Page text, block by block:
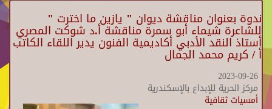
ندوة بعنوان مناقشة ديوان " يازين ما اخترت "
للشاعرة شيماء أبو سمرة مناقشة أ.د شوكت المصري
أستاذ النقد الأدبي أكاديمية الفنون يدير اللقاء الكاتب
أ / كريم محمد الجمال
2023-09-26
مركز الحرية للإبداع بالإسكندرية
أمسيات ثقافية